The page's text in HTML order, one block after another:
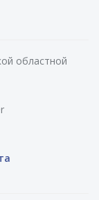
областной